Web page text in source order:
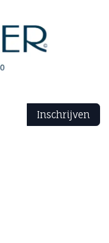
Inschrijven